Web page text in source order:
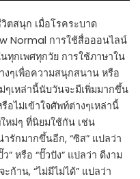
ตสนุก เมื่อโรคระบาด
Normal การใช้สื่อออนไลน์
ทุกเพศทุกวัย การใช้ภาษาใน
ๆเพื่อความสนุกสนาน หรือ
ๆเหล่านี้นับวันจะมีเพิ่มมากขึ้น
อไม่เข้าใจศัพท์ต่างๆเหล่านี้
หม่ๆ ที่นิยมใช้กัน เช่น
ารักมากขึ้นอีก, “ซิส” แปลว่า
” หรือ “ปั๊วปัง” แปลว่า ดีงาม
ก้าน, “ไม่มีไม่ได้” แปลว่า